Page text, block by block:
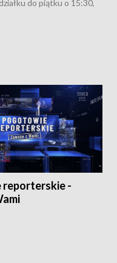
do piątku o 15:30,
-